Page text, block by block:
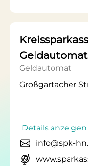
Geldautomat
Geldautomat
Großgartacher
Details anzeigen
info@spk-